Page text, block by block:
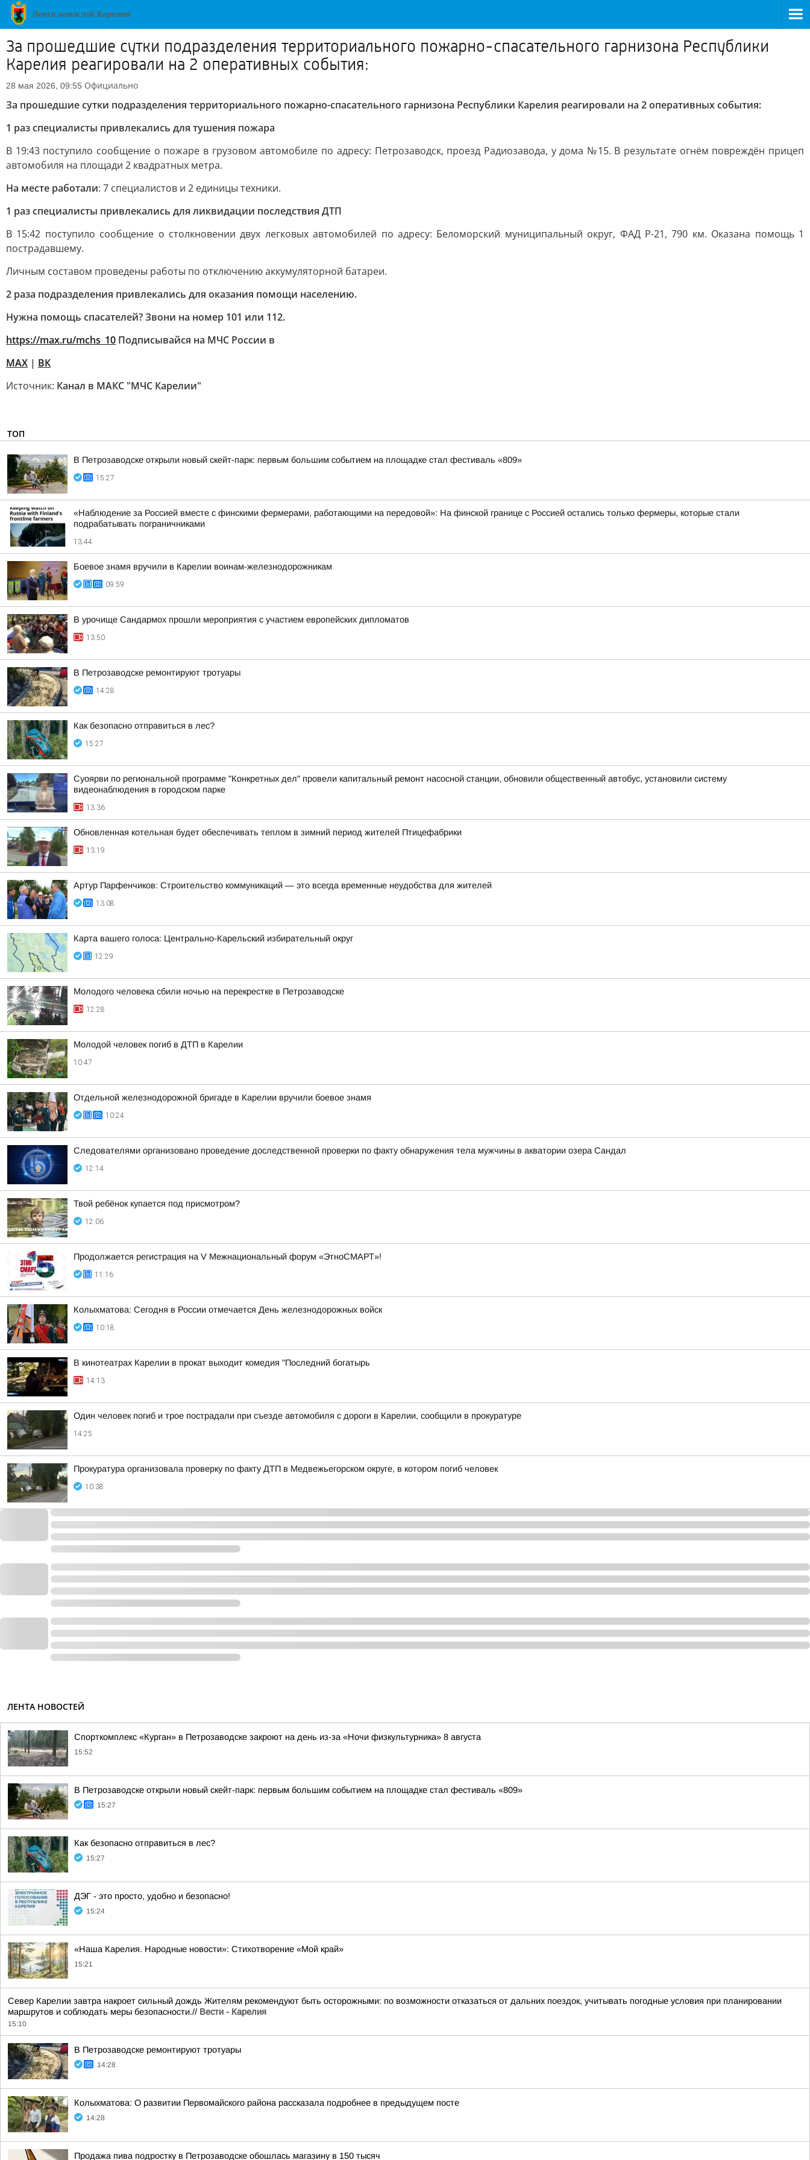
За прошедшие сутки подразделения территориального пожарно-спасательного гарнизона Республики
Карелия реагировали на 2 оперативных события:
28 мая 2026, 09:55 Официально
За прошедшие сутки подразделения территориального пожарно-спасательного гарнизона Республики Карелия реагировали на 2 оперативных события:
1 раз специалисты привлекались для тушения пожара
В 19:43 поступило сообщение о пожаре в грузовом автомобиле по адресу: Петрозаводск, проезд Радиозавода, у дома №15. В результате огнём повреждён прицеп
автомобиля на площади 2 квадратных метра.
На месте работали: 7 специалистов и 2 единицы техники.
1 раз специалисты привлекались для ликвидации последствия ДТП
В 15:42 поступило сообщение о столкновении двух легковых автомобилей по адресу: Беломорский муниципальный округ, ФАД Р-21, 790 км. Оказана помощь 1
пострадавшему.
Личным составом проведены работы по отключению аккумуляторной батареи.
2 раза подразделения привлекались для оказания помощи населению.
Нужна помощь спасателей? Звони на номер 101 или 112.
https://max.ru/mchs_10 Подписывайся на МЧС России в
MAX | ВК
Источник: Канал в МАКС "МЧС Карелии"
ТОП
В Петрозаводске открыли новый скейт-парк: первым большим событием на площадке стал фестиваль «809»
15:27
«Наблюдение за Россией вместе с финскими фермерами, работающими на передовой»: На финской границе с Россией остались только фермеры, которые стали
подрабатывать пограничниками
13:44
Боевое знамя вручили в Карелии воинам-железнодорожникам
09:59
В урочище Сандармох прошли мероприятия с участием европейских дипломатов
13:50
В Петрозаводске ремонтируют тротуары
14:28
Как безопасно отправиться в лес?
15:27
Суоярви по региональной программе "Конкретных дел" провели капитальный ремонт насосной станции, обновили общественный автобус, установили систему
видеонаблюдения в городском парке
13:36
Обновленная котельная будет обеспечивать теплом в зимний период жителей Птицефабрики
13:19
Артур Парфенчиков: Строительство коммуникаций — это всегда временные неудобства для жителей
13:08
Карта вашего голоса: Центрально-Карельский избирательный округ
12:29
Молодого человека сбили ночью на перекрестке в Петрозаводске
12:28
Молодой человек погиб в ДТП в Карелии
10:47
Отдельной железнодорожной бригаде в Карелии вручили боевое знамя
10:24
Следователями организовано проведение доследственной проверки по факту обнаружения тела мужчины в акватории озера Сандал
12:14
Твой ребёнок купается под присмотром?
12:06
Продолжается регистрация на V Межнациональный форум «ЭтноСМАРТ»!
11:16
Колыхматова: Сегодня в России отмечается День железнодорожных войск
10:18
В кинотеатрах Карелии в прокат выходит комедия "Последний богатырь
14:13
Один человек погиб и трое пострадали при съезде автомобиля с дороги в Карелии, сообщили в прокуратуре
14:25
Прокуратура организовала проверку по факту ДТП в Медвежьегорском округе, в котором погиб человек
10:38
ЛЕНТА НОВОСТЕЙ
Спорткомплекс «Курган» в Петрозаводске закроют на день из-за «Ночи физкультурника» 8 августа
15:52
В Петрозаводске открыли новый скейт-парк: первым большим событием на площадке стал фестиваль «809»
15:27
Как безопасно отправиться в лес?
15:27
ДЭГ - это просто, удобно и безопасно!
15:24
«Наша Карелия. Народные новости»: Стихотворение «Мой край»
15:21
Север Карелии завтра накроет сильный дождь Жителям рекомендуют быть осторожными: по возможности отказаться от дальних поездок, учитывать погодные условия при планировании
маршрутов и соблюдать меры безопасности.// Вести - Карелия
15:10
В Петрозаводске ремонтируют тротуары
14:28
Колыхматова: О развитии Первомайского района рассказала подробнее в предыдущем посте
14:28
Продажа пива подростку в Петрозаводске обошлась магазину в 150 тысяч